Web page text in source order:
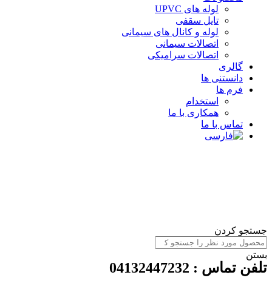
لوله های UPVC
تایل سقفی
لوله و کانال های سیمانی
اتصالات سیمانی
اتصالات سرامیکی
گالری
دانستنی ها
فرم ها
استخدام
همکاری با ما
تماس با ما
جستجو کردن
بستن
تلفن تماس : 04132447232